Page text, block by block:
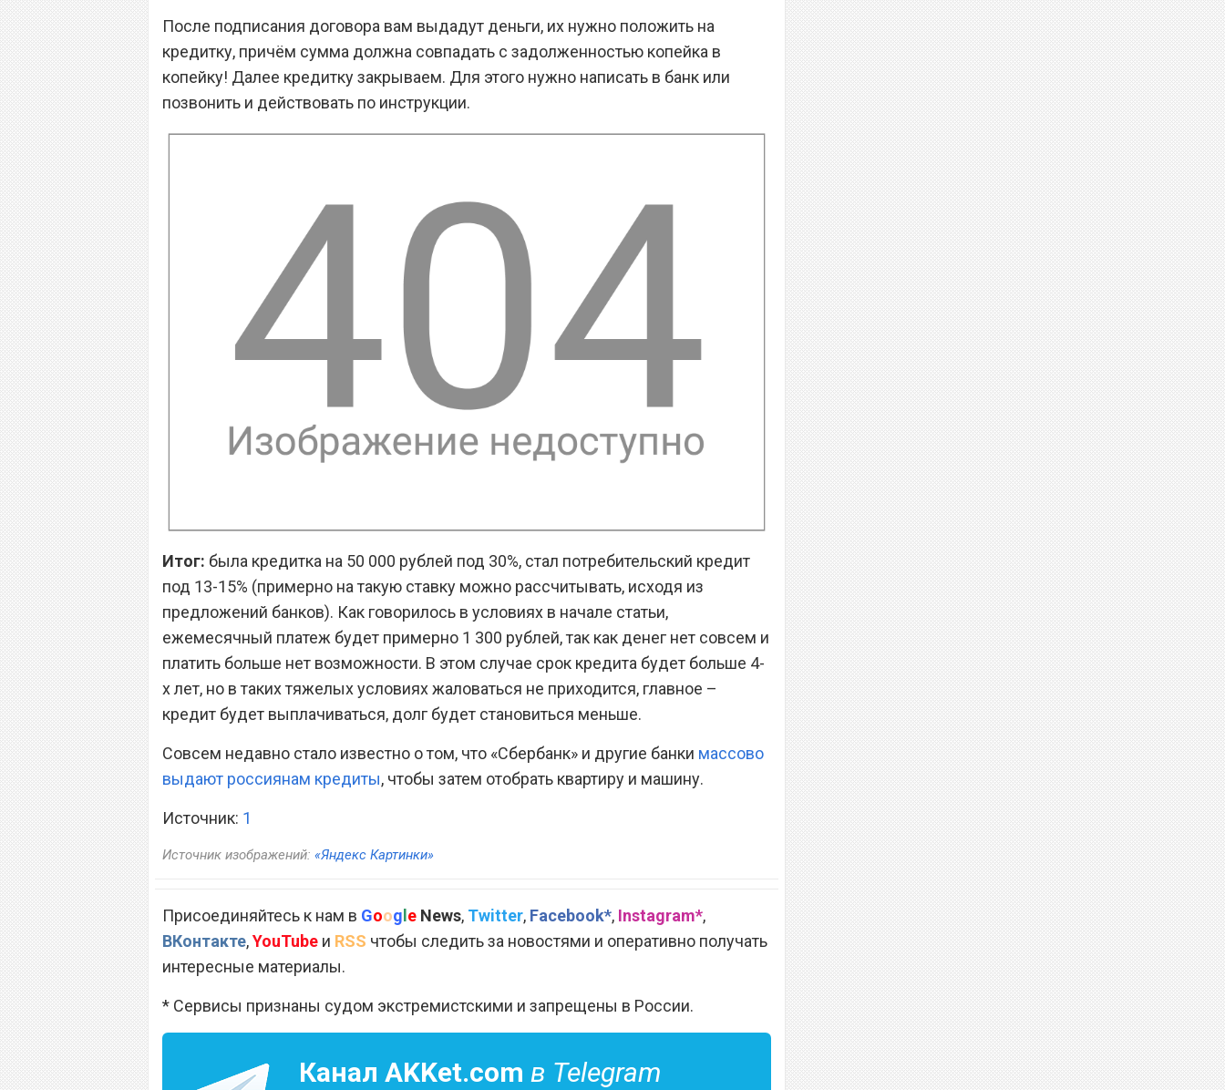
После подписания договора вам выдадут деньги, их нужно положить на
кредитку, причём сумма должна совпадать с задолженностью копейка в
копейку! Далее кредитку закрываем. Для этого нужно написать в банк или
позвонить и действовать по инструкции.
Итог: была кредитка на 50 000 рублей под 30%, стал потребительский кредит
под 13-15% (примерно на такую ставку можно рассчитывать, исходя из
предложений банков). Как говорилось в условиях в начале статьи,
ежемесячный платеж будет примерно 1 300 рублей, так как денег нет совсем и
платить больше нет возможности. В этом случае срок кредита будет больше 4-
х лет, но в таких тяжелых условиях жаловаться не приходится, главное –
кредит будет выплачиваться, долг будет становиться меньше.
Совсем недавно стало известно о том, что «Сбербанк» и другие банки массово
выдают россиянам кредиты, чтобы затем отобрать квартиру и машину.
Источник: 1
Источник изображений: «Яндекс Картинки»
Присоединяйтесь к нам в Goog e News, Twitter, Facebook*, Instagram*,
ВКонтакте,YouTube и RSS чтобы следить за новостями и оперативно получать
интересные материалы.
* Сервисы признаны судом экстремистскими и запрещены в России.
Канал AKKet.com в Telegram